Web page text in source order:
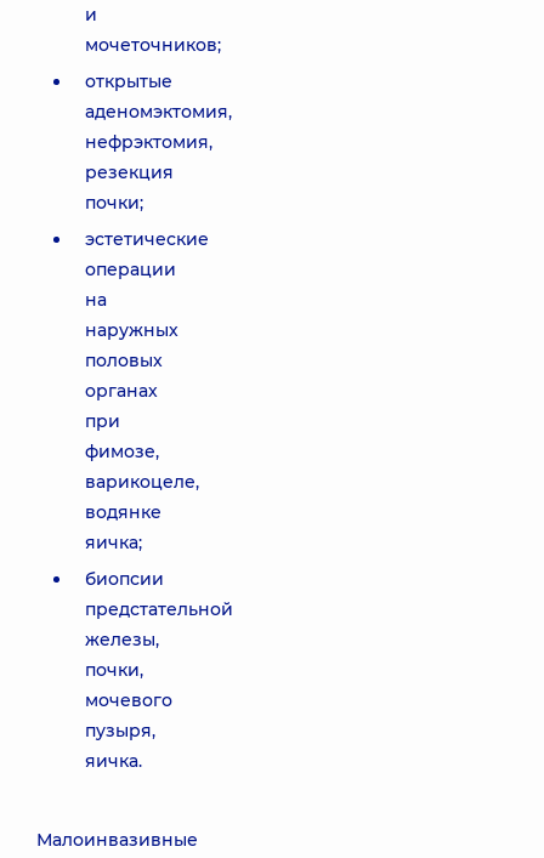
и
мочеточников;
открытые
аденомэктомия,
нефрэктомия,
резекция
почки;
эстетические
операции
на
наружных
половых
органах
при
фимозе,
варикоцеле,
водянке
яичка;
биопсии
предстательной
железы,
почки,
мочевого
пузыря,
яичка.
Малоинвазивные